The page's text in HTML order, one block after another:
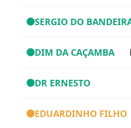
SERGIO DO
DIM DA CAÇAMBA
DR ERNESTO
EDUARDINHO FILHO